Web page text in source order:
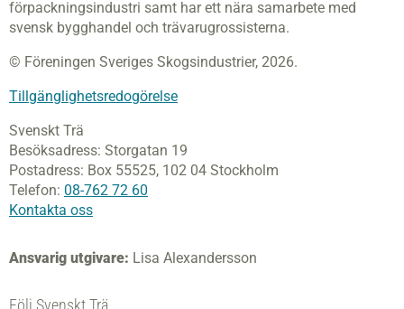
förpackningsindustri samt har ett nära samarbete med
svensk bygghandel och trävarugrossisterna.
© Föreningen Sveriges Skogsindustrier, 2026.
Tillgänglighetsredogörelse
Svenskt Trä
Besöksadress: Storgatan 19
Postadress: Box 55525, 102 04 Stockholm
Telefon: 08-762 72 60
Kontakta oss
Ansvarig utgivare: Lisa Alexandersson
Följ Svenskt Trä